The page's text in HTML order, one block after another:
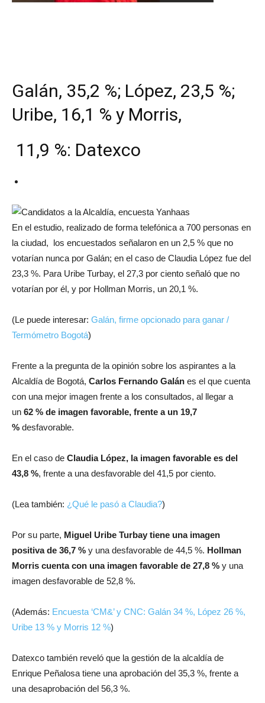
Galán, 35,2 %; López, 23,5 %;
Uribe, 16,1 % y Morris,
11,9 %: Datexco
En el estudio, realizado de forma telefónica a 700 personas en
la ciudad, los encuestados señalaron en un 2,5 % que no
votarían nunca por Galán; en el caso de Claudia López fue del
23,3 %. Para Uribe Turbay, el 27,3 por ciento señaló que no
votarían por él, y por Hollman Morris, un 20,1 %.
(Le puede interesar: Galán, firme opcionado para ganar /
Termómetro Bogotá)
Frente a la pregunta de la opinión sobre los aspirantes a la
Alcaldía de Bogotá, Carlos Fernando Galán es el que cuenta
con una mejor imagen frente a los consultados, al llegar a
un 62 % de imagen favorable, frente a un 19,7
% desfavorable.
En el caso de Claudia López, la imagen favorable es del
43,8 %, frente a una desfavorable del 41,5 por ciento.
(Lea también: ¿Qué le pasó a Claudia?)
Por su parte, Miguel Uribe Turbay tiene una imagen
positiva de 36,7 % y una desfavorable de 44,5 %. Hollman
Morris cuenta con una imagen favorable de 27,8 % y una
imagen desfavorable de 52,8 %.
(Además: Encuesta ‘CM&’ y CNC: Galán 34 %, López 26 %,
Uribe 13 % y Morris 12 %)
Datexco también reveló que la gestión de la alcaldía de
Enrique Peñalosa tiene una aprobación del 35,3 %, frente a
una desaprobación del 56,3 %.